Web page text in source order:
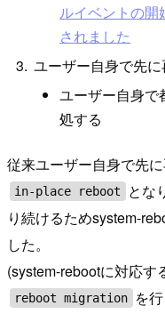
ルイベントの開
されました
ユーザー自身で先
ユーザー自身で
処する
従来ユーザー自身で先
in-place reboot
とな
り続けるためsystem-
した。
(system-rebootに対応す
reboot migration を